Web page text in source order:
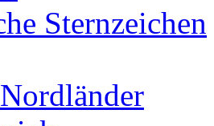
Sternzeichen